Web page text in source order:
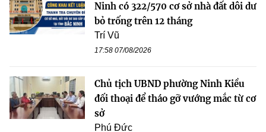
Ninh có 322/570 cơ sở nhà đất dôi dư
bỏ trống trên 12 tháng
Trí Vũ
17:58 07/08/2026
Chủ tịch UBND phường Ninh Kiều
đối thoại để tháo gỡ vướng mắc từ cơ
sở
Phú Đức